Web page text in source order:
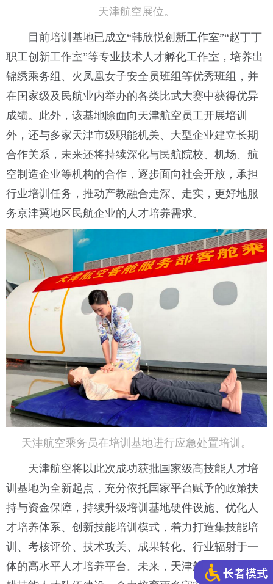
天津航空展位。
目前培训基地已成立“韩欣悦创新工作室”“赵丁丁
职工创新工作室”等专业技术人才孵化工作室，培养出
锦绣乘务组、火凤凰女子安全员班组等优秀班组，并
在国家级及民航业内举办的各类比武大赛中获得优异
成绩。此外，该基地除面向天津航空员工开展培训
外，还与多家天津市级职能机关、大型企业建立长期
合作关系，未来还将持续深化与民航院校、机场、航
空制造企业等机构的合作，逐步面向社会开放，承担
行业培训任务，推动产教融合走深、走实，更好地服
务京津冀地区民航企业的人才培养需求。
天津航空乘务员在培训基地进行应急处置培训。
天津航空将以此次成功获批国家级高技能人才培
训基地为全新起点，充分依托国家平台赋予的政策扶
持与资金保障，持续升级培训基地硬件设施、优化人
才培养体系、创新技能培训模式，着力打造集技能培
训、考核评价、技术攻关、成果转化、行业辐射于一
体的高水平人才培养平台。未来，天津航空将持续深